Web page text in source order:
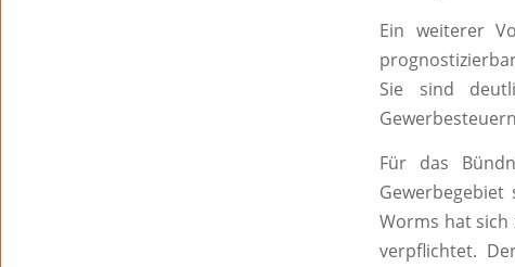
Ein weiterer
Sie sind
Für das
Worms hat sich
verpflichtet.